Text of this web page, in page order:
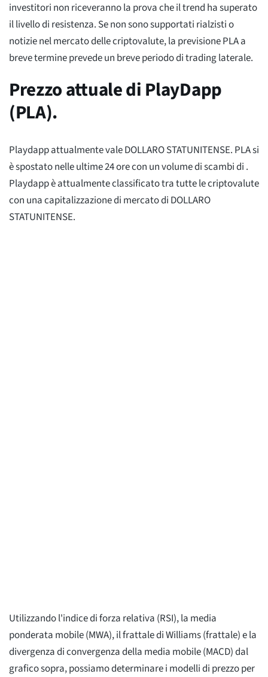
investitori non riceveranno la prova che il trend ha superato
il livello di resistenza. Se non sono supportati rialzisti o
notizie nel mercato delle criptovalute, la previsione PLA a
breve termine prevede un breve periodo di trading laterale.
Prezzo attuale di PlayDapp
(PLA).
Playdapp attualmente valeDOLLARO STATUNITENSE. PLA si
è spostatonelle ultime 24 ore con un volume di scambi di .
Playdapp è attualmente classificatotra tutte le criptovalute
con una capitalizzazione di mercato di DOLLARO
STATUNITENSE.
Utilizzando l'indice di forza relativa (RSI), la media
ponderata mobile (MWA), il frattale di Williams (frattale) e la
divergenza di convergenza della media mobile (MACD) dal
grafico sopra, possiamo determinare i modelli di prezzo per